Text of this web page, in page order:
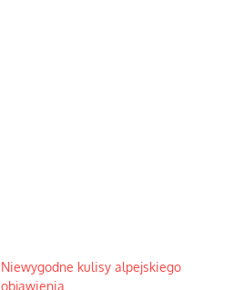
Niewygodne kulisy alpejskiego
objawienia